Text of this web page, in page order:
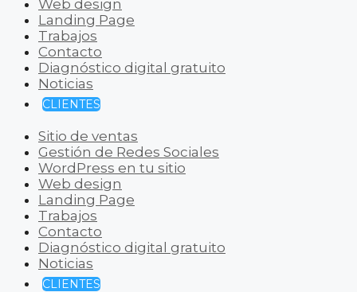
Web design
Landing Page
Trabajos
Contacto
Diagnóstico digital gratuito
Noticias
CLIENTES
Sitio de ventas
Gestión de Redes Sociales
WordPress en tu sitio
Web design
Landing Page
Trabajos
Contacto
Diagnóstico digital gratuito
Noticias
CLIENTES